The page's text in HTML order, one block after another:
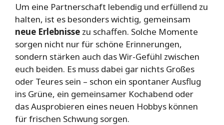
Um eine Partnerschaft lebendig und erfüllend zu
halten, ist es besonders wichtig, gemeinsam
neue Erlebnisse zu schaffen. Solche Momente
sorgen nicht nur für schöne Erinnerungen,
sondern stärken auch das Wir-Gefühl zwischen
euch beiden. Es muss dabei gar nichts Großes
oder Teures sein – schon ein spontaner Ausflug
ins Grüne, ein gemeinsamer Kochabend oder
das Ausprobieren eines neuen Hobbys können
für frischen Schwung sorgen.